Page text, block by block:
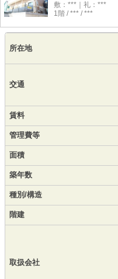
敷：***｜礼：***
1階 / *** / ***
所在地
交通
賃料
管理費等
面積
築年数
種別/構造
階建
取扱会社